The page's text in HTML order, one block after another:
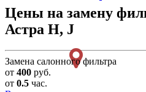
Цены на замену
Астра H, J
Замена салонного фильтра
от 400 руб.
от 0.5 час.